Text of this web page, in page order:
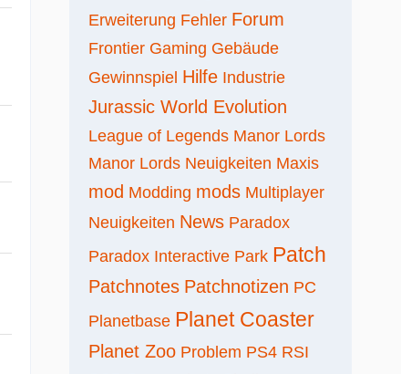
Erweiterung Fehler Forum
Frontier Gaming Gebäude
Gewinnspiel Hilfe Industrie
Jurassic World Evolution
League of Legends Manor Lords
Manor Lords Neuigkeiten Maxis
mod Modding mods Multiplayer
Neuigkeiten News Paradox
Paradox Interactive Park Patch
Patchnotes Patchnotizen PC
Planetbase Planet Coaster
Planet Zoo Problem PS4 RSI